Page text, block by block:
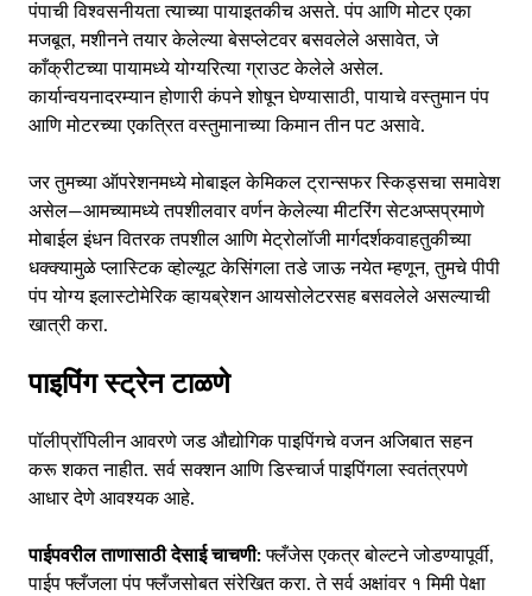
पंपाची विश्वसनीयता त्याच्या पायाइतकीच असते. पंप आणि मोटर एका
मजबूत, मशीनने तयार केलेल्या बेसप्लेटवर बसवलेले असावेत, जे
काँक्रीटच्या पायामध्ये योग्यरित्या ग्राउट केलेले असेल.
कार्यान्वयनादरम्यान होणारी कंपने शोषून घेण्यासाठी, पायाचे वस्तुमान पंप
आणि मोटरच्या एकत्रित वस्तुमानाच्या किमान तीन पट असावे.
जर तुमच्या ऑपरेशनमध्ये मोबाइल केमिकल ट्रान्सफर स्किड्सचा समावेश
असेल—आमच्यामध्ये तपशीलवार वर्णन केलेल्या मीटरिंग सेटअप्सप्रमाणे
मोबाईल इंधन वितरक तपशील आणि मेट्रोलॉजी मार्गदर्शकवाहतुकीच्या
धक्क्यामुळे प्लास्टिक व्होल्यूट केसिंगला तडे जाऊ नयेत म्हणून, तुमचे पीपी
पंप योग्य इलास्टोमेरिक व्हायब्रेशन आयसोलेटरसह बसवलेले असल्याची
खात्री करा.
पाइपिंग स्ट्रेन टाळणे
पॉलीप्रॉपिलीन आवरणे जड औद्योगिक पाइपिंगचे वजन अजिबात सहन
करू शकत नाहीत. सर्व सक्शन आणि डिस्चार्ज पाइपिंगला स्वतंत्रपणे
आधार देणे आवश्यक आहे.
पाईपवरील ताणासाठी देसाई चाचणी:फ्लँजेस एकत्र बोल्टने जोडण्यापूर्वी,
पाईप फ्लँजला पंप फ्लँजसोबत संरेखित करा. ते सर्व अक्षांवर १ मिमी पेक्षा